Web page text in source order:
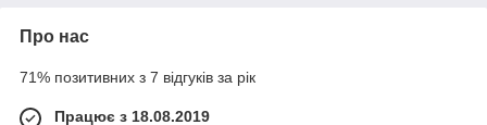
Про нас
71% позитивних з 7 відгуків за рік
Працює з 18.08.2019